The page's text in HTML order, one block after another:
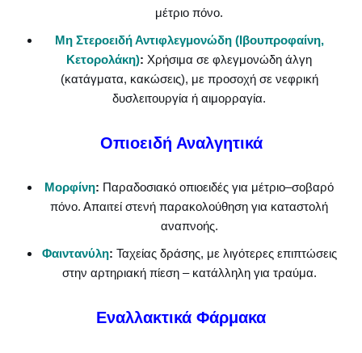
μέτριο πόνο.
Μη Στεροειδή Αντιφλεγμονώδη (Ιβουπροφαίνη,
Κετορολάκη): Χρήσιμα σε φλεγμονώδη άλγη
(κατάγματα, κακώσεις), με προσοχή σε νεφρική
δυσλειτουργία ή αιμορραγία.
Οπιοειδή Αναλγητικά
Μορφίνη: Παραδοσιακό οπιοειδές για μέτριο–σοβαρό
πόνο. Απαιτεί στενή παρακολούθηση για καταστολή
αναπνοής.
Φαιντανύλη: Ταχείας δράσης, με λιγότερες επιπτώσεις
στην αρτηριακή πίεση – κατάλληλη για τραύμα.
Εναλλακτικά Φάρμακα